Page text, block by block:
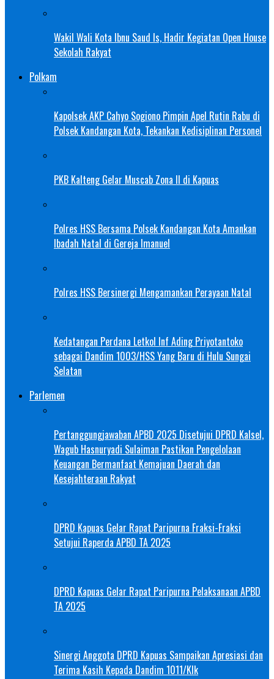
Wakil Wali Kota Ibnu Saud Is, Hadir Kegiatan Open House
Sekolah Rakyat
Polkam
Kapolsek AKP Cahyo Sogiono Pimpin Apel Rutin Rabu di
Polsek Kandangan Kota, Tekankan Kedisiplinan Personel
PKB Kalteng Gelar Muscab Zona II di Kapuas
Polres HSS Bersama Polsek Kandangan Kota Amankan
Ibadah Natal di Gereja Imanuel
Polres HSS Bersinergi Mengamankan Perayaan Natal
Kedatangan Perdana Letkol Inf Ading Priyotantoko
sebagai Dandim 1003/HSS Yang Baru di Hulu Sungai
Selatan
Parlemen
Pertanggungjawaban APBD 2025 Disetujui DPRD Kalsel,
Wagub Hasnuryadi Sulaiman Pastikan Pengelolaan
Keuangan Bermanfaat Kemajuan Daerah dan
Kesejahteraan Rakyat
DPRD Kapuas Gelar Rapat Paripurna Fraksi-Fraksi
Setujui Raperda APBD TA 2025
DPRD Kapuas Gelar Rapat Paripurna Pelaksanaan APBD
TA 2025
Sinergi Anggota DPRD Kapuas Sampaikan Apresiasi dan
Terima Kasih Kepada Dandim 1011/Klk